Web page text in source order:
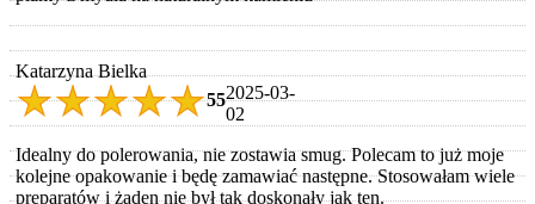
Katarzyna Bielka
552025-03-
02
Idealny do polerowania, nie zostawia smug. Polecam to już moje
kolejne opakowanie i będę zamawiać następne. Stosowałam wiele
preparatów i żaden nie był tak doskonały jak ten.